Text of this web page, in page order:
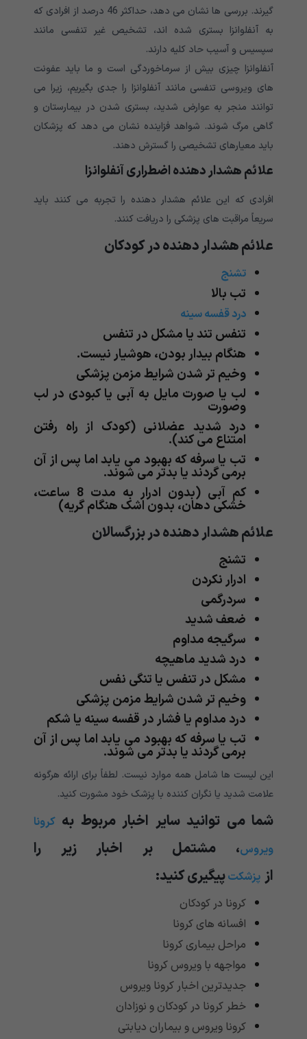
گیرند. بررسی ها نشان می دهد، حداکثر 46 درصد از افرادی که
به آنفلوانزا بستری شده اند، تشخیص غیر تنفسی مانند
سپسیس و آسیب حاد کلیه دارند.
آنفلوانزا چیزی بیش از سرماخوردگی است و ما باید عفونت
های ویروسی تنفسی مانند آنفلوانزا را جدی بگیریم، زیرا می
توانند منجر به عوارض شدید، بستری شدن در بیمارستان و
گاهی مرگ شوند. شواهد فزاینده نشان می دهد که پزشکان
باید معیارهای تشخیصی را گسترش دهند.
علائم هشدار دهنده اضطراری آنفلوانزا
افرادی که این علائم هشدار دهنده را تجربه می کنند باید
سریعاً مراقبت های پزشکی را دریافت کنند.
علائم هشدار دهنده در کودکان
تشنج
تب بالا
درد قفسه سینه
تنفس تند یا مشکل در تنفس
هنگام بیدار بودن، هوشیار نیست.
وخیم تر شدن شرایط مزمن پزشکی
لب یا صورت مایل به آبی یا کبودی در لب
وصورت
درد شدید عضلانی (کودک از راه رفتن
امتناع می کند).
تب یا سرفه که بهبود می یابد اما پس از آن
برمی گردند یا بدتر می شوند.
کم آبی (بدون ادرار به مدت 8 ساعت،
خشکی دهان، بدون اشک هنگام گریه)
علائم هشدار دهنده در بزرگسالان
تشنج
ادرار نکردن
سردرگمی
ضعف شدید
سرگیجه مداوم
درد شدید ماهیچه
مشکل در تنفس یا تنگی نفس
وخیم تر شدن شرایط مزمن پزشکی
درد مداوم یا فشار در قفسه سینه یا شکم
تب یا سرفه که بهبود می یابد اما پس از آن
برمی گردند یا بدتر می شوند.
این لیست ها شامل همه موارد نیست. لطفاً برای ارائه هرگونه
علامت شدید یا نگران کننده با پزشک خود مشورت کنید.
شما می توانید سایر اخبار مربوط به کرونا
ویروس، مشتمل بر اخبار زیر را
از پزشکتپیگیری کنید:
کرونا در کودکان
افسانه های کرونا
مراحل بیماری کرونا
مواجهه با ویروس کرونا
جدیدترین اخبار کرونا ویروس
خطر کرونا در کودکان و نوزادان
کرونا ویروس و بیماران دیابتی